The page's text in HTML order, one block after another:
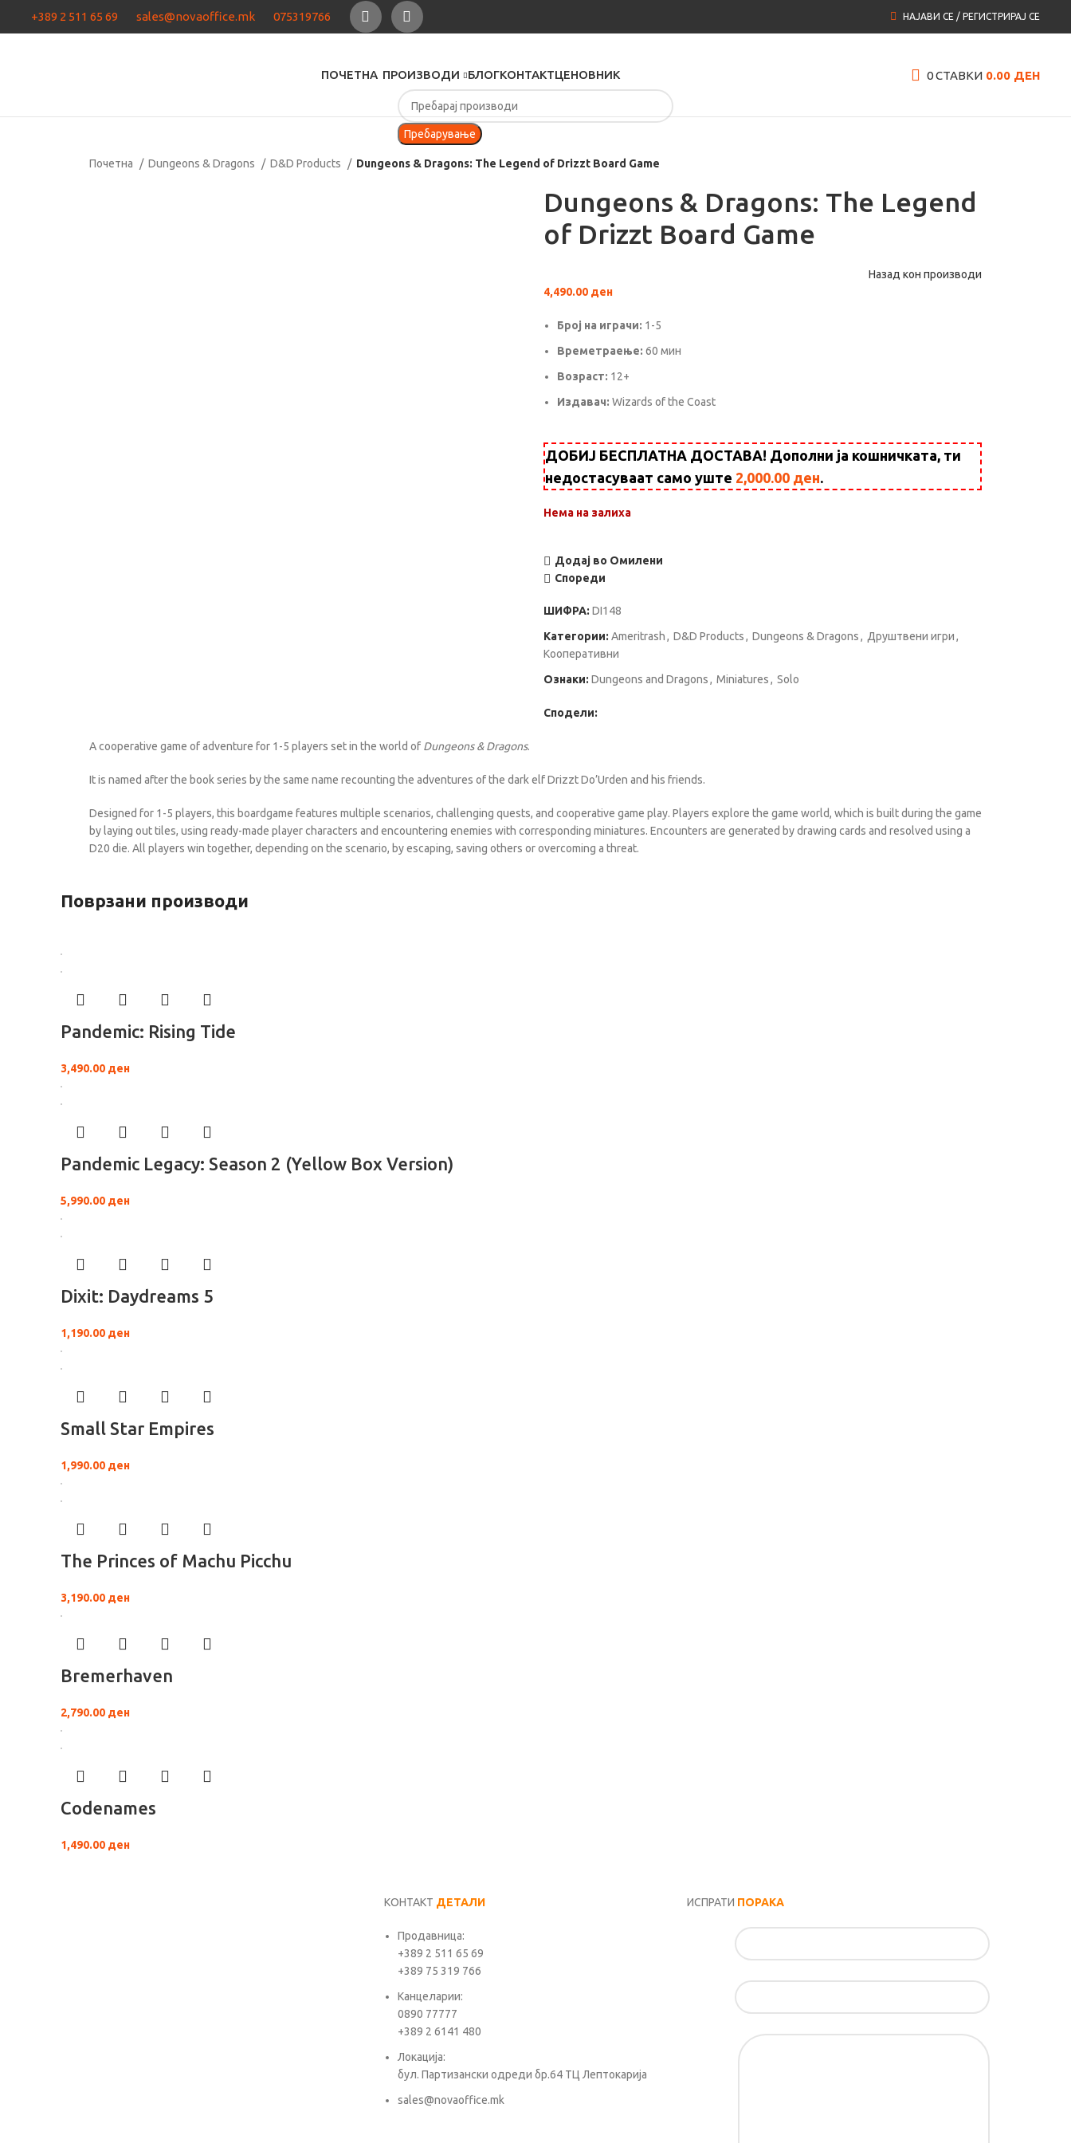
+389 2 511 65 69 sales@novaoffice.mk 075319766 НАЈАВИ СЕ / РЕГИСТРИРАЈ СЕ
ПОЧЕТНА ПРОИЗВОДИ БЛОГКОНТАКТЦЕНОВНИК 0СТАВКИ 0.00 ДЕН
Пребарување
Почетна Dungeons & Dragons D&D Products Dungeons & Dragons: The Legend of Drizzt Board Game
Dungeons & Dragons: The Legend
of Drizzt Board Game
Назад кон производи
4,490.00 ден
Броj на играчи: 1-5
Времетраење: 60 мин
Возраст: 12+
Издавач: Wizards of the Coast
ДОБИЈ БЕСПЛАТНА ДОСТАВА! Дополни ја кошничката, ти
недостасуваат само уште 2,000.00 ден.
Нема на залиха
Додај во Омилени
Спореди
ШИФРА: DI148
Категории: Ameritrash, D&D Products, Dungeons & Dragons, Друштвени игри,
Кооперативни
Ознаки: Dungeons and Dragons, Miniatures, Solo
Сподели:
A cooperative game of adventure for 1-5 players set in the world of Dungeons & Dragons.
It is named after the book series by the same name recounting the adventures of the dark elf Drizzt Do’Urden and his friends.
Designed for 1-5 players, this boardgame features multiple scenarios, challenging quests, and cooperative game play. Players explore the game world, which is built during the game
by laying out tiles, using ready-made player characters and encountering enemies with corresponding miniatures. Encounters are generated by drawing cards and resolved using a
D20 die. All players win together, depending on the scenario, by escaping, saving others or overcoming a threat.
Поврзани производи
Pandemic: Rising Tide
3,490.00 ден
Pandemic Legacy: Season 2 (Yellow Box Version)
5,990.00 ден
Dixit: Daydreams 5
1,190.00 ден
Small Star Empires
1,990.00 ден
The Princes of Machu Picchu
3,190.00 ден
Bremerhaven
2,790.00 ден
Codenames
1,490.00 ден
КОНТАКТ ДЕТАЛИ
Продавница:
+389 2 511 65 69
+389 75 319 766
Канцеларии:
0890 77777
+389 2 6141 480
Локација:
бул. Партизански одреди бр.64 ТЦ Лептокарија
sales@novaoffice.mk
ИСПРАТИ ПОРАКА